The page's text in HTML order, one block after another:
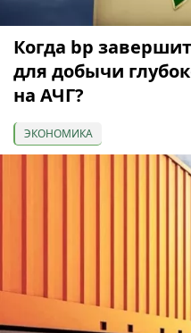
Когда bp
для добычи
на АЧГ?
ЭКОНОМИКА